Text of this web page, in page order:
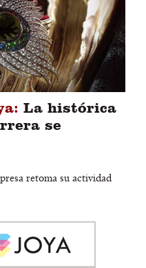
La histórica
se
retoma su actividad